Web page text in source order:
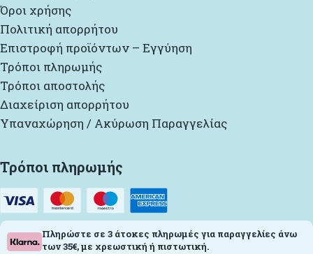
Όροι χρήσης
Πολιτική απορρήτου
Επιστροφή προϊόντων – Εγγύηση
Τρόποι πληρωμής
Τρόποι αποστολής
Διαχείριση απορρήτου
Υπαναχώρηση / Ακύρωση Παραγγελίας
Τρόποι πληρωμής
Πληρώστε σε 3 άτοκες πληρωμές για παραγγελίες άνω
των 35€, με χρεωστική ή πιστωτική.